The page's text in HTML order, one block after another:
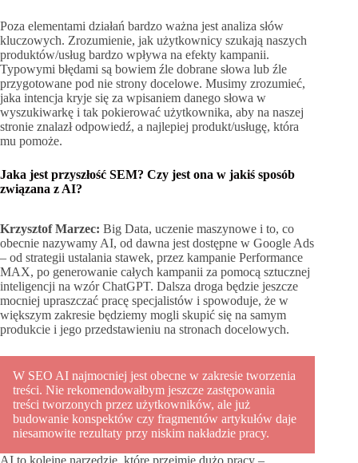
Poza elementami działań bardzo ważna jest analiza słów
kluczowych. Zrozumienie, jak użytkownicy szukają naszych
produktów/usług bardzo wpływa na efekty kampanii.
Typowymi błędami są bowiem źle dobrane słowa lub źle
przygotowane pod nie strony docelowe. Musimy zrozumieć,
jaka intencja kryje się za wpisaniem danego słowa w
wyszukiwarkę i tak pokierować użytkownika, aby na naszej
stronie znalazł odpowiedź, a najlepiej produkt/usługę, która
mu pomoże.
Jaka jest przyszłość SEM? Czy jest ona w jakiś sposób
związana z AI?
Krzysztof Marzec: Big Data, uczenie maszynowe i to, co
obecnie nazywamy AI, od dawna jest dostępne w Google Ads
– od strategii ustalania stawek, przez kampanie Performance
MAX, po generowanie całych kampanii za pomocą sztucznej
inteligencji na wzór ChatGPT. Dalsza droga będzie jeszcze
mocniej upraszczać pracę specjalistów i spowoduje, że w
większym zakresie będziemy mogli skupić się na samym
produkcie i jego przedstawieniu na stronach docelowych.
W SEO AI najmocniej jest obecne w zakresie tworzenia
treści. Nie rekomendowałbym jeszcze zastępowania
treści tworzonych przez użytkowników, ale już
budowanie konspektów czy fragmentów artykułów daje
niesamowite rezultaty przy niskim nakładzie pracy.